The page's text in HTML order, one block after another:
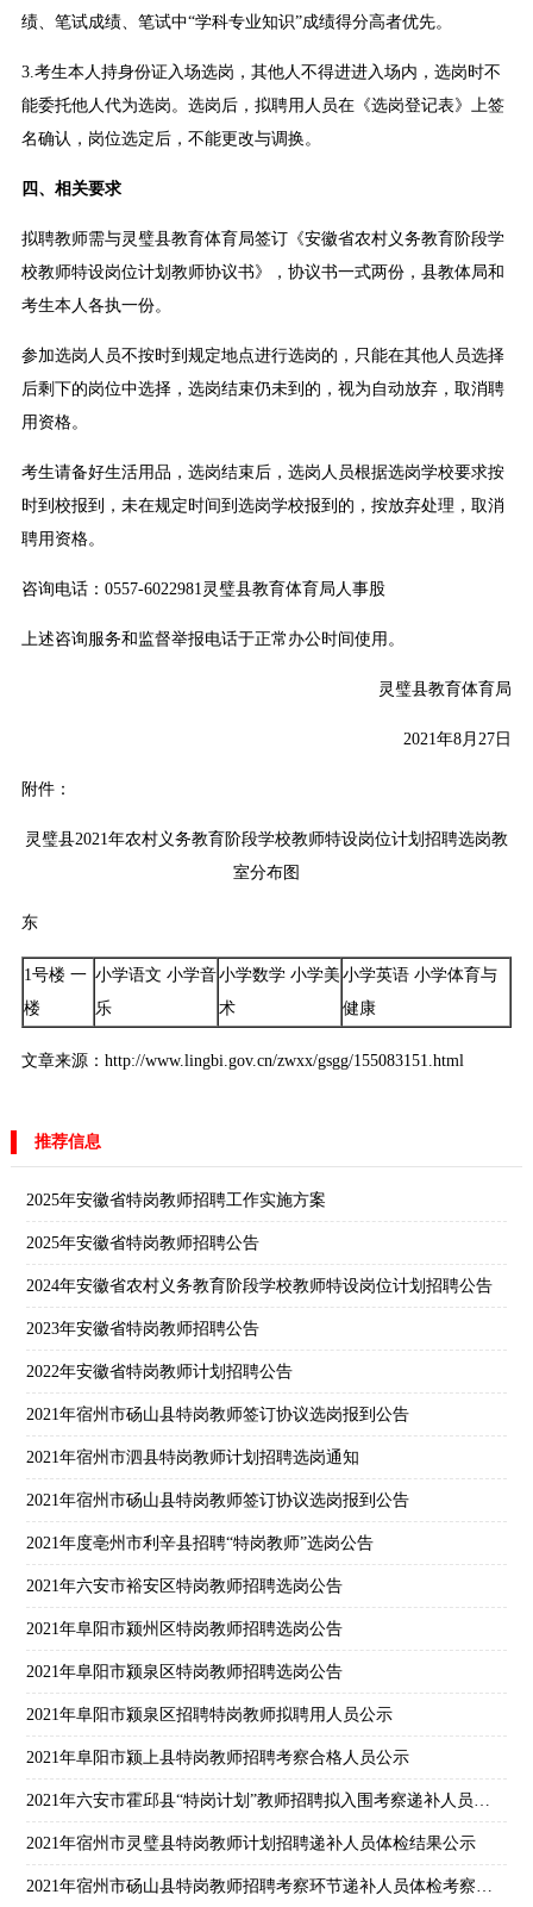
绩、笔试成绩、笔试中“学科专业知识”成绩得分高者优先。
3.考生本人持身份证入场选岗，其他人不得进进入场内，选岗时不
能委托他人代为选岗。选岗后，拟聘用人员在《选岗登记表》上签
名确认，岗位选定后，不能更改与调换。
四、相关要求
拟聘教师需与灵璧县教育体育局签订《安徽省农村义务教育阶段学
校教师特设岗位计划教师协议书》，协议书一式两份，县教体局和
考生本人各执一份。
参加选岗人员不按时到规定地点进行选岗的，只能在其他人员选择
后剩下的岗位中选择，选岗结束仍未到的，视为自动放弃，取消聘
用资格。
考生请备好生活用品，选岗结束后，选岗人员根据选岗学校要求按
时到校报到，未在规定时间到选岗学校报到的，按放弃处理，取消
聘用资格。
咨询电话：0557-6022981灵璧县教育体育局人事股
上述咨询服务和监督举报电话于正常办公时间使用。
灵璧县教育体育局
2021年8月27日
附件：
灵璧县2021年农村义务教育阶段学校教师特设岗位计划招聘选岗教
室分布图
东
1号楼 一
楼
小学语文 小学音
乐
小学数学 小学美
术
小学英语 小学体育与
健康
文章来源：http://www.lingbi.gov.cn/zwxx/gsgg/155083151.html
推荐信息
2025年安徽省特岗教师招聘工作实施方案
2025年安徽省特岗教师招聘公告
2024年安徽省农村义务教育阶段学校教师特设岗位计划招聘公告
2023年安徽省特岗教师招聘公告
2022年安徽省特岗教师计划招聘公告
2021年宿州市砀山县特岗教师签订协议选岗报到公告
2021年宿州市泗县特岗教师计划招聘选岗通知
2021年宿州市砀山县特岗教师签订协议选岗报到公告
2021年度亳州市利辛县招聘“特岗教师”选岗公告
2021年六安市裕安区特岗教师招聘选岗公告
2021年阜阳市颍州区特岗教师招聘选岗公告
2021年阜阳市颍泉区特岗教师招聘选岗公告
2021年阜阳市颍泉区招聘特岗教师拟聘用人员公示
2021年阜阳市颍上县特岗教师招聘考察合格人员公示
2021年六安市霍邱县“特岗计划”教师招聘拟入围考察递补人员体检考察公告
2021年宿州市灵璧县特岗教师计划招聘递补人员体检结果公示
2021年宿州市砀山县特岗教师招聘考察环节递补人员体检考察公告